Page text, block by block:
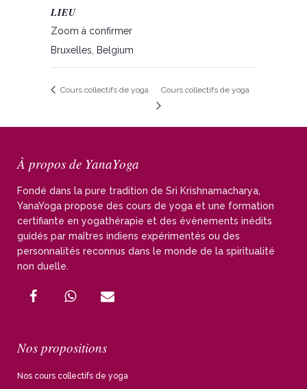
LIEU
Zoom à confirmer
Bruxelles, Belgium
Cours collectifs de yoga Cours collectifs de yoga
À propos de YanaYoga
Fondé dans la pure tradition de Sri Krishnamacharya,
YanaYoga propose des cours de yoga et une formation
certifiante en yogathérapie et des évènements inédits
guidés par maîtres indiens expérimentés ou des
personnalités reconnus dans le monde de la spiritualité
non duelle.
Nos propositions
Nos cours collectifs de yoga